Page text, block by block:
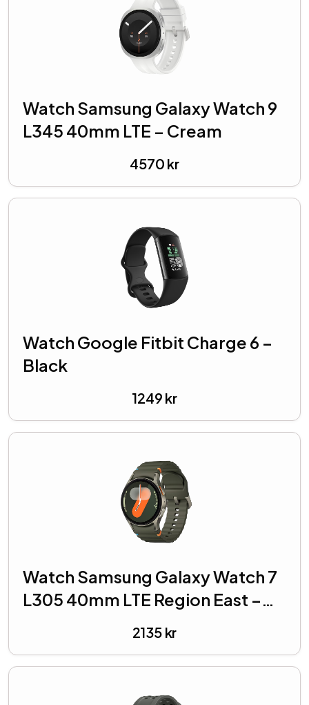
Watch Samsung Galaxy Watch 9
L345 40mm LTE – Cream
4570 kr
Watch Google Fitbit Charge 6 –
Black
1249 kr
Watch Samsung Galaxy Watch 7
L305 40mm LTE Region East –
2135 kr